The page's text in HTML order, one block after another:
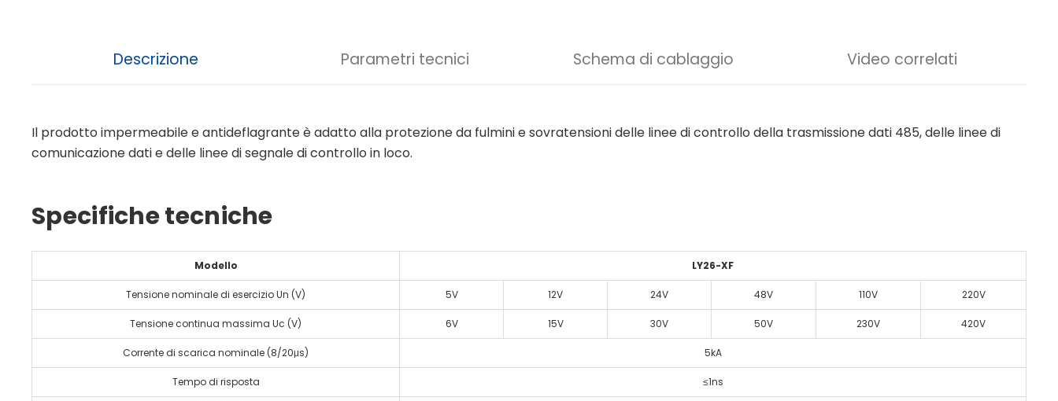
Descrizione Parametri tecnici Schema di cablaggio Video correlati
Il prodotto impermeabile e antideflagrante è adatto alla protezione da fulmini e sovratensioni delle linee di controllo della trasmissione dati 485, delle linee di
comunicazione dati e delle linee di segnale di controllo in loco.
Specifiche tecniche
Modello LY26-XF
Tensione nominale di esercizio Un (V) 5V 12V 24V 48V 110V 220V
Tensione continua massima Uc (V) 6V 15V 30V 50V 230V 420V
Corrente di scarica nominale (8/20μs) 5kA
Tempo di risposta ≤1ns